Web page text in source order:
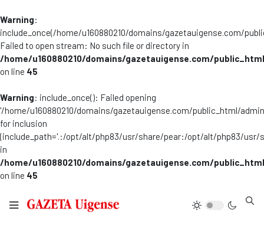
Warning:
include_once(/home/u160880210/domains/gazetauigense.com/
Failed to open stream: No such file or directory in
/home/u160880210/domains/gazetauigense.com/
on line 45
Warning: include_once(): Failed opening
'/home/u160880210/domains/gazetauigense.com/public_html/
for inclusion
(include_path='.:/opt/alt/php83/usr/share/pear:/opt/alt/php83/
in
/home/u160880210/domains/gazetauigense.com/
on line 45